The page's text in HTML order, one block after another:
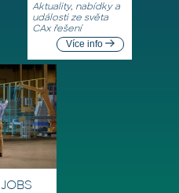
Aktuality, nabídky a
události ze světa
CAx řešení
Více info
JOBS